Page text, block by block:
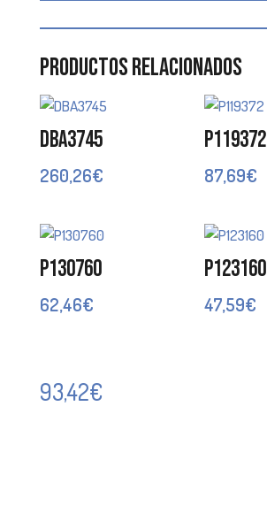
Productos relacionados
DBA3745
260,26€
P119372
87,69€
P130760
62,46€
P123160
47,59€
93,42€